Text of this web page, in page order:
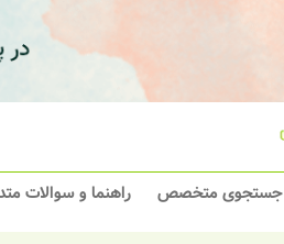
جستجوی متخصص راهنما و سوالات